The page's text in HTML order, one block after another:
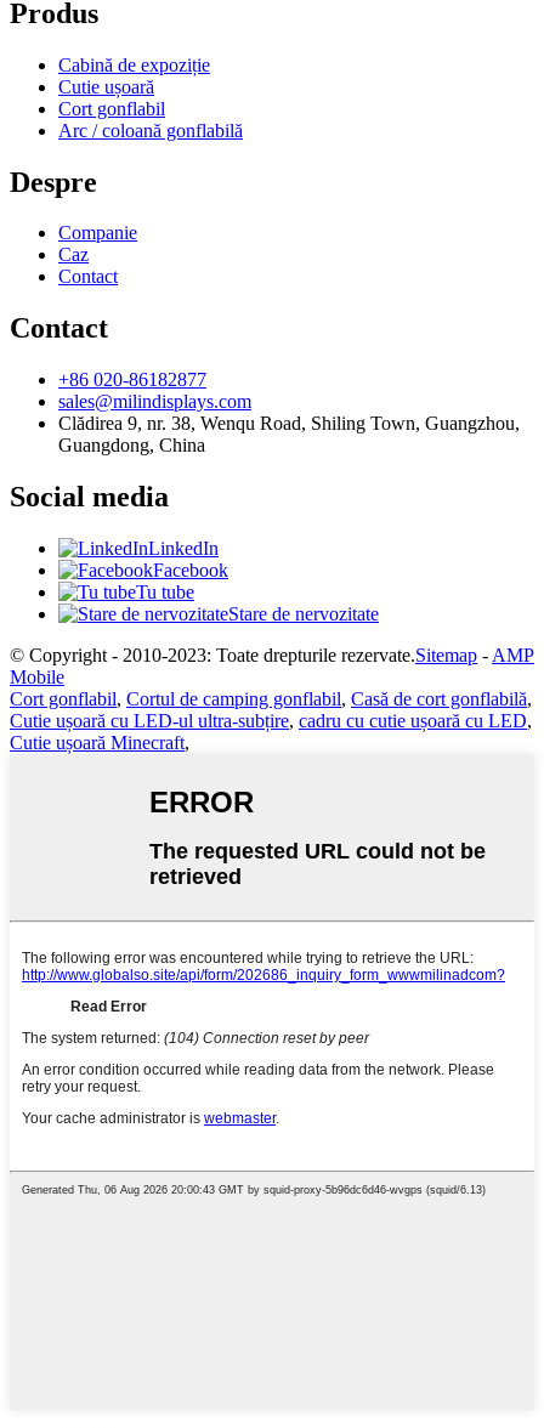
Produs
Cabină de expoziție
Cutie ușoară
Cort gonflabil
Arc / coloană gonflabilă
Despre
Companie
Caz
Contact
Contact
+86 020-86182877
sales@milindisplays.com
Clădirea 9, nr. 38, Wenqu Road, Shiling Town, Guangzhou,
Guangdong, China
Social media
LinkedIn
Facebook
Tu tube
Stare de nervozitate
© Copyright - 2010-2023: Toate drepturile rezervate.Sitemap - AMP
Mobile
Cort gonflabil, Cortul de camping gonflabil, Casă de cort gonflabilă,
Cutie ușoară cu LED-ul ultra-subțire, cadru cu cutie ușoară cu LED,
Cutie ușoară Minecraft,